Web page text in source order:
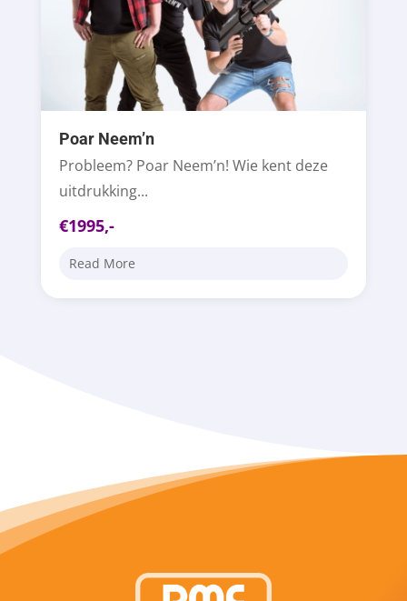
Poar Neem’n
Probleem? Poar Neem’n! Wie kent deze
uitdrukking...
€1995,-
Read More